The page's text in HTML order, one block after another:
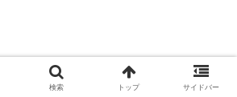
検索 トップ サイドバー